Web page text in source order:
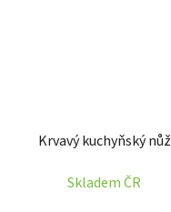
Krvavý kuchyňský nůž
Skladem ČR